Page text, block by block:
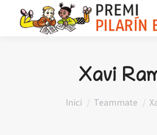
Xavi
You are here:
Inici Teammate